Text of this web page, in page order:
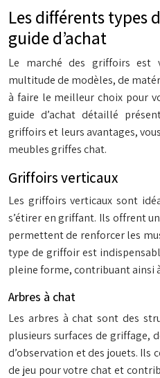
Les différents types
guide d’achat
Le marché des griffoirs est
multitude de modèles, de
à faire le meilleur choix pour
guide d’achat détaillé
griffoirs et leurs avantages,
meubles griffes chat.
Griffoirs verticaux
Les griffoirs verticaux sont
s’étirer en griffant. Ils offrent
permettent de renforcer les
type de griffoir est
pleine forme, contribuant ainsi
Arbres à chat
Les arbres à chat sont des
plusieurs surfaces de griffage,
d’observation et des jouets.
de jeu pour votre chat et